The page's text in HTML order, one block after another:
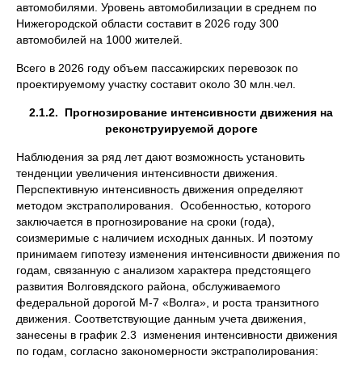
автомобилями. Уровень автомобилизации в среднем по
Нижегородской области составит в 2026 году 300
автомобилей на 1000 жителей.
Всего в 2026 году объем пассажирских перевозок по
проектируемому участку составит около 30 млн.чел.
2.1.2. Прогнозирование интенсивности движения на
реконструируемой дороге
Наблюдения за ряд лет дают возможность установить
тенденции увеличения интенсивности движения.
Перспективную интенсивность движения определяют
методом экстраполирования. Особенностью, которого
заключается в прогнозирование на сроки (года),
соизмеримые с наличием исходных данных. И поэтому
принимаем гипотезу изменения интенсивности движения по
годам, связанную с анализом характера предстоящего
развития Волговядского района, обслуживаемого
федеральной дорогой М-7 «Волга», и роста транзитного
движения. Соответствующие данным учета движения,
занесены в график 2.3 изменения интенсивности движения
по годам, согласно закономерности экстраполирования: